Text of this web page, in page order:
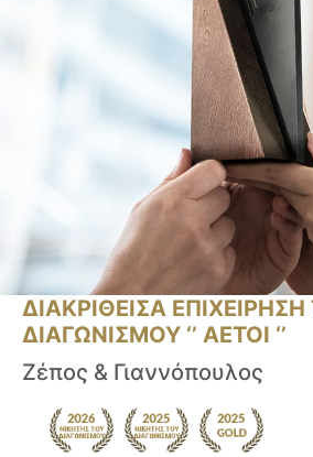
ΔΙΑΚΡΙΘΕΙΣΑ
ΔΙΑΓΩΝΙΣΜΟΥ ‘’ ΑΕΤΟΙ ‘’
Ζέπος & Γιαννόπουλος